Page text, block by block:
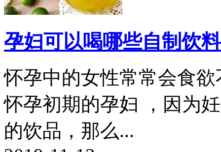
孕妇可以喝哪些自制饮
怀孕中的女性常常会食
怀孕初期的孕妇 ，因为
的饮品，那么...